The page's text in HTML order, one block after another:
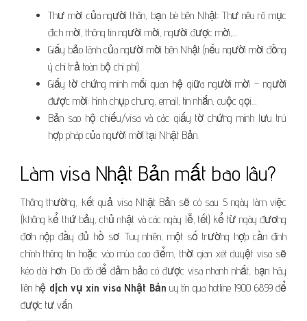
Thư mời của người thân, bạn bè bên Nhật: Thư nêu rõ mục
đích mời, thông tin người mời, người được mời,…
Giấy bảo lãnh của người mời bên Nhật (nếu người mời đồng
ý chi trả toàn bộ chi phí).
Giấy tờ chứng minh mối quan hệ giữa người mời – người
được mời: hình chụp chung, email, tin nhắn, cuộc gọi…
Bản sao hộ chiếu/visa và các giấy tờ chứng minh lưu trú
hợp pháp của người mời tại Nhật Bản.
Làm visa Nhật Bản mất bao lâu?
Thông thường, kết quả visa Nhật Bản sẽ có sau 5 ngày làm việc
(không kể thứ bảy, chủ nhật và các ngày lễ, tết) kể từ ngày đương
đơn nộp đầy đủ hồ sơ. Tuy nhiên, một số trường hợp cần đính
chính thông tin hoặc vào mùa cao điểm, thời gian xét duyệt visa sẽ
kéo dài hơn. Do đó để đảm bảo có được visa nhanh nhất, bạn hãy
liên hệ dịch vụ xin visa Nhật Bản uy tín qua hotline 1900 6859 để
được tư vấn.